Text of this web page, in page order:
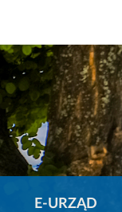
E-URZĄD